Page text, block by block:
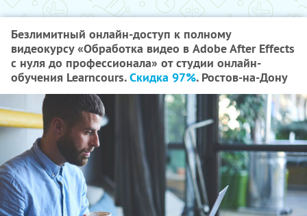
Безлимитный онлайн-доступ к полному
видеокурсу «Обработка видео в Adobe After Effects
с нуля до профессионала» от студии онлайн-
обучения Learncours.Скидка 97%. Ростов-на-Дону